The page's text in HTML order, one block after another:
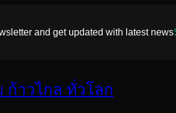
and get updated with latest news
ก้าวไกล ทั่วโลก